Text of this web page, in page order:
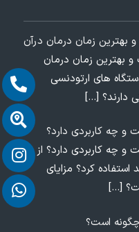
بهترین زمان درمان درآن
بهترین زمان درمان
های ارتودنسی
دارند؟[…]
چه کاربردی دارد؟
چه کاربردی دارد؟ از
کرد؟ مزایای
[…]
است؟